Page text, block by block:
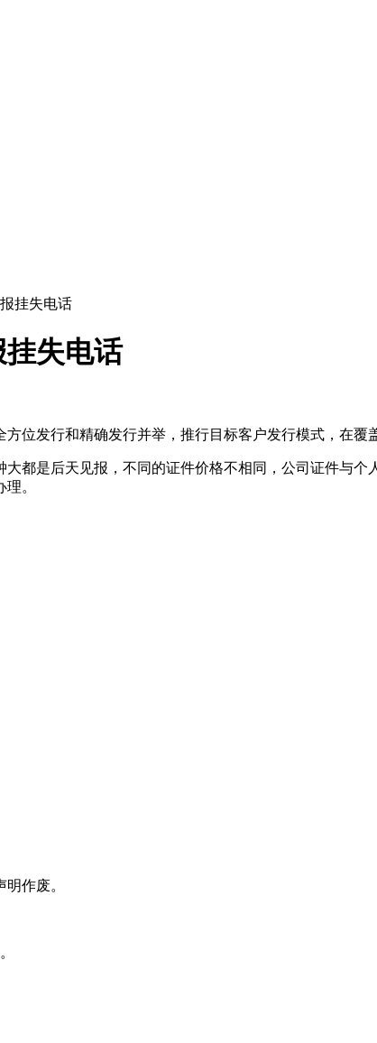
挂失电话
失电话
位发行和精确发行并举，推行目标客户发行模式，在覆
都是后天见报，不同的证件价格不相同，公司证件与
。
作废。